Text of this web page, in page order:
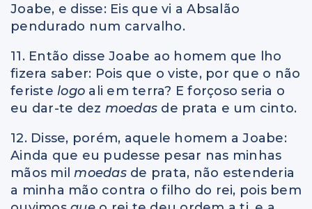
Joabe, e disse: Eis que vi a Absalão
pendurado num carvalho.
11. Então disse Joabe ao homem que lho
fizera saber: Pois que o viste, por que o não
feriste logo ali em terra? E forçoso seria o
eu dar-te dez moedas de prata e um cinto.
12. Disse, porém, aquele homem a Joabe:
Ainda que eu pudesse pesar nas minhas
mãos milmoedas de prata, não estenderia
a minha mão contra o filho do rei, pois bem